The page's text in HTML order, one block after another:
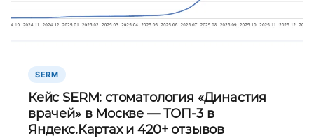
SERM
Кейс SERM: стоматология «Династия
врачей» в Москве — ТОП-3 в
Яндекс.Картах и 420+ отзывов